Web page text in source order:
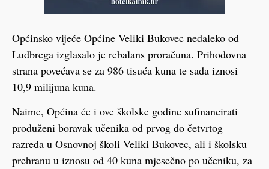
Općinsko vijeće Općine Veliki Bukovec nedaleko od
Ludbrega izglasalo je rebalans proračuna. Prihodovna
strana povećava se za 986 tisuća kuna te sada iznosi
10,9 milijuna kuna.
Naime, Općina će i ove školske godine sufinancirati
produženi boravak učenika od prvog do četvrtog
razreda u Osnovnoj školi Veliki Bukovec, ali i školsku
prehranu u iznosu od 40 kuna mjesečno po učeniku, za